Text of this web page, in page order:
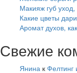
Макияж губ
Какие цветы
Аромат духов,
Свежие
Янина к Фелтинг